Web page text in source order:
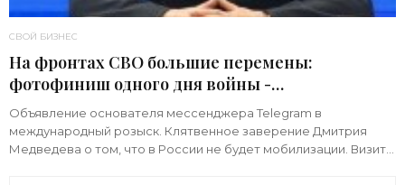
СВОЙ БИЗНЕС
На фронтах СВО большие перемены:
фотофиниш одного дня войны -
«Недвижимость»
Объявление основателя мессенджера Telegram в
международный розыск. Клятвенное заверение Дмитрия
Медведева о том, что в России не будет мобилизации. Визит